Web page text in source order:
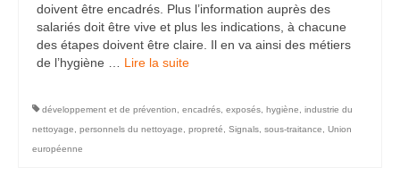
doivent être encadrés. Plus l’information auprès des
salariés doit être vive et plus les indications, à chacune
des étapes doivent être claire. Il en va ainsi des métiers
de l’hygiène … Lire la suite­­
développement et de prévention encadrés exposés hygiène
industrie du
nettoyage
personnels du nettoyage propreté Signals sous-traitance
Union
européenne